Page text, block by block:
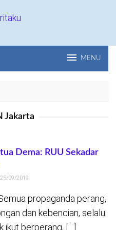
MENU
Jakarta
Dema: RUU Sekadar
25/09/2019
propaganda perang,
dan kebencian, selalu
ikut berperang, […]